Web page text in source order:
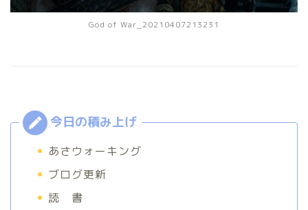
God of War_20210407213231
あさウォーキング
ブログ更新
読 書